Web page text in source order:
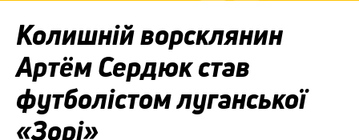
Колишній ворсклянин
Артём Сердюк став
футболістом луганської
«Зорі»